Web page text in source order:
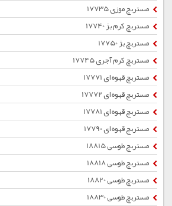
مستربچ موزی 17735
مستربچ کرم بژ 17740
مستربچ بژ 17750
مستربچ کرم آجری 17745
مستربچ قهوه ای 17771
مستربچ قهوه ای 17772
مستربچ قهوه ای 17781
مستربچ قهوه ای 17790
مستربچ طوسی 18815
مستربچ طوسی 18818
مستربچ طوسی 18820
مستربچ طوسی 18830